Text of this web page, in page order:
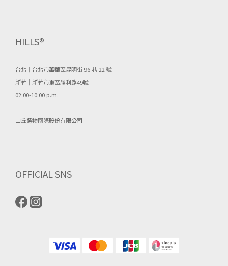
HILLS®
台北｜台北市萬華區昆明街 96 巷 22 號
新竹｜新竹市東區勝利路49號
02:00-10:00 p.m.
山丘選物國際股份有限公司
OFFICIAL SNS